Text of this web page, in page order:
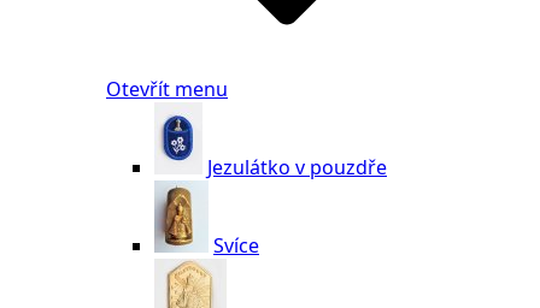
Otevřít menu
Jezulátko v pouzdře
Svíce